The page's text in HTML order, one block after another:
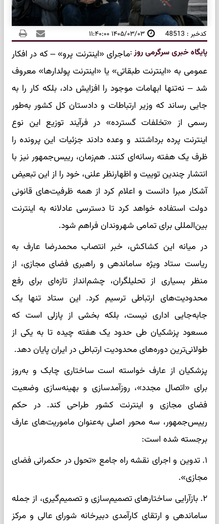
کدخبر : 48513 ۱۴۰۵/۰۳/۰۳ ۱۱:۴۰:۰۰
پایگاه خبری سرگرمی روز:ماجرای «اینترنت پرو» – که در افکار
عمومی به «اینترنت طبقاتی» یا «اینترنت پولدارها» معروف
شد – نه‌تنها ابهامات موجود را افزایش داد، بلکه کار را به
جایی رساند که وزیر ارتباطات و دادستان کل کشور به‌طور
رسمی از «تخلفات گسترده» در فرآیند توزیع این نوع
اینترنت پرده برداشتند و وعده دادند جزئیات این پرونده را
ظرف یک هفته رسانه‌ای کنند. هم‌زمان، رییس‌جمهور نیز با
انتشار چندین توییت و اظهارنظر علنی، خود را از این تبعیض
آشکار مبرا دانست و اعلام کرد از همه ظرفیت‌های قانونی
دولت استفاده خواهد کرد تا دسترسی عادلانه به اینترنت
بین‌المللی برای تمامی شهروندان فراهم شود.
در میانه این کشاکش، خبر انتصاب محمدرضا عارف به
ریاست ستاد ویژه ساماندهی و راهبری فضای مجازی، از
منظر بسیاری از تحلیلگران، چشم‌انداز تازه‌ای برای رفع
محدودیت‌های ارتباطی ترسیم کرد. این ستاد تنها یک
جابه‌جایی اداری نیست، بلکه بخشی از پازلی است که
مسعود پزشکیان طی حدود یک هفته چیده تا به یکی از
طولانی‌ترین دوره‌های محدودیت ارتباطی در ایران پایان دهد.
پزشکیان از عارف خواسته است ساختاری چابک و به‌روز
برای «اتصال مجدد»، روزآمدسازی و بهینه‌سازی وضعیت
فضای مجازی و اینترنت کشور طراحی کند. در حکم
رییس‌جمهور، سه محور اصلی به‌عنوان ماموریت‌های عارف
برجسته شده است:
۱. تدوین و اجرای نقشه راه جامع «تحول در حکمرانی فضای
مجازی».
۲. بازآرایی ساختارهای تصمیم‌سازی و تصمیم‌گیری، از جمله
ساماندهی و ارتقای کارآمدی دبیرخانه شورای عالی و مرکز